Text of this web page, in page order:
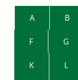
A B
F G
K L